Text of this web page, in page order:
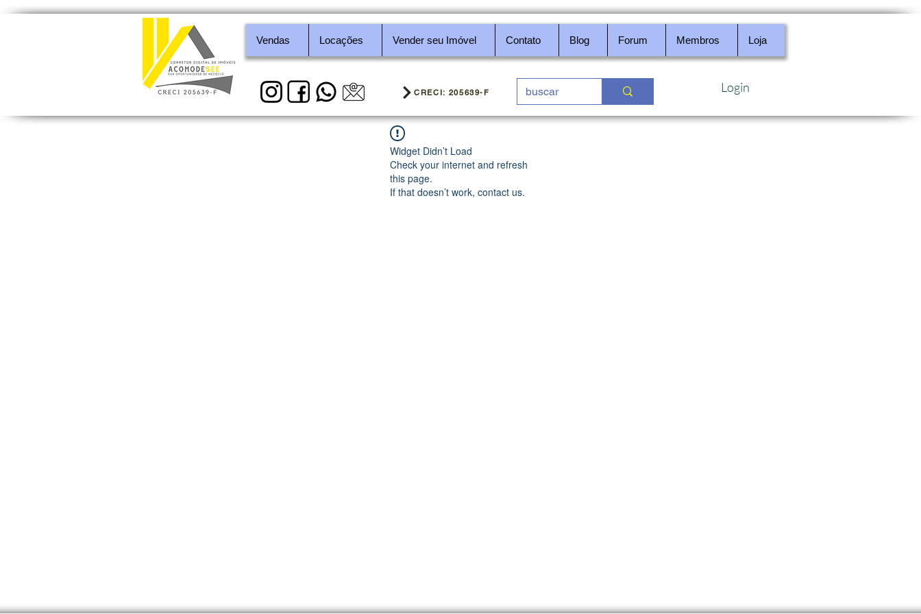
Vendas Locações Vender seu Imóvel Contato Blog Forum Membros Loja
CRECI: 205639-F Login
Widget Didn’t Load
Check your internet and refresh
this page.
If that doesn’t work, contact us.